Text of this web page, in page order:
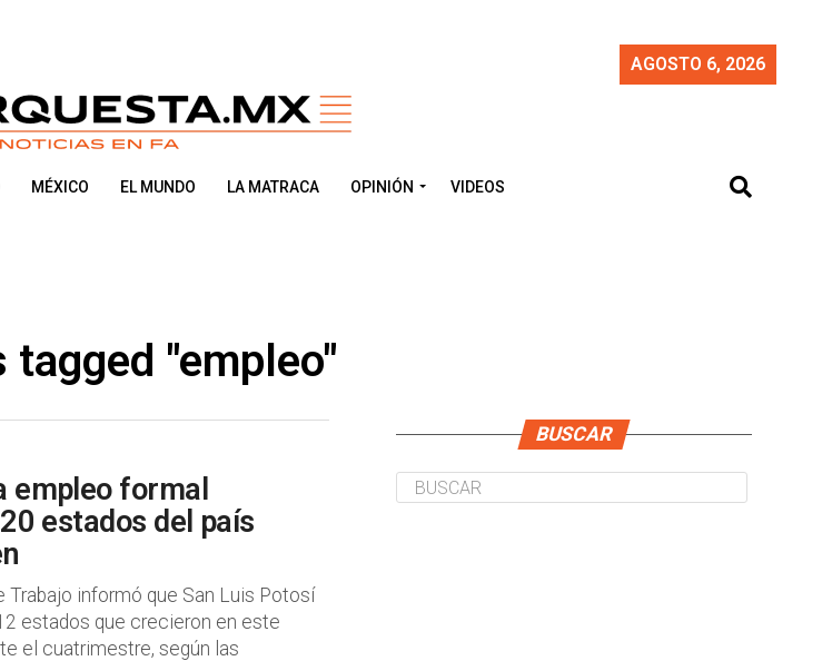
AGOSTO 6, 2026
MÉXICO EL MUNDO LA MATRACA OPINIÓN VIDEOS
"empleo"
empleo formal
estados del país
Trabajo informó que San Luis Potosí
estados que crecieron en este
el cuatrimestre, según las
BUSCAR